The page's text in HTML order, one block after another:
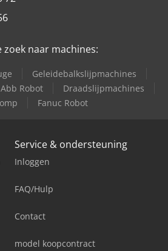
zoek naar machines:
Geleidebalkslijpmachines
Abb Robot
Draadslijpmachines
Fanuc Robot
Service & ondersteuning
Inloggen
FAQ/Hulp
Contact
model koopcontract